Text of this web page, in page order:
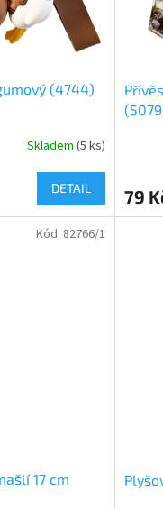
(4744)
Skladem (5 ks)
DETAIL 79
17 cm
Kód: 82766/1